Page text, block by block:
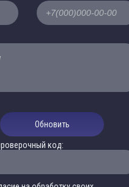
Обновить
код: